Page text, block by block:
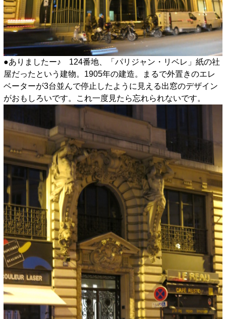
●ありましたー♪ 124番地、「パリジャン・リベレ」紙の社
屋だったという建物。1905年の建造。まるで外置きのエレ
ベーターが3台並んで停止したように見える出窓のデザイン
がおもしろいです。これ一度見たら忘れられないです。